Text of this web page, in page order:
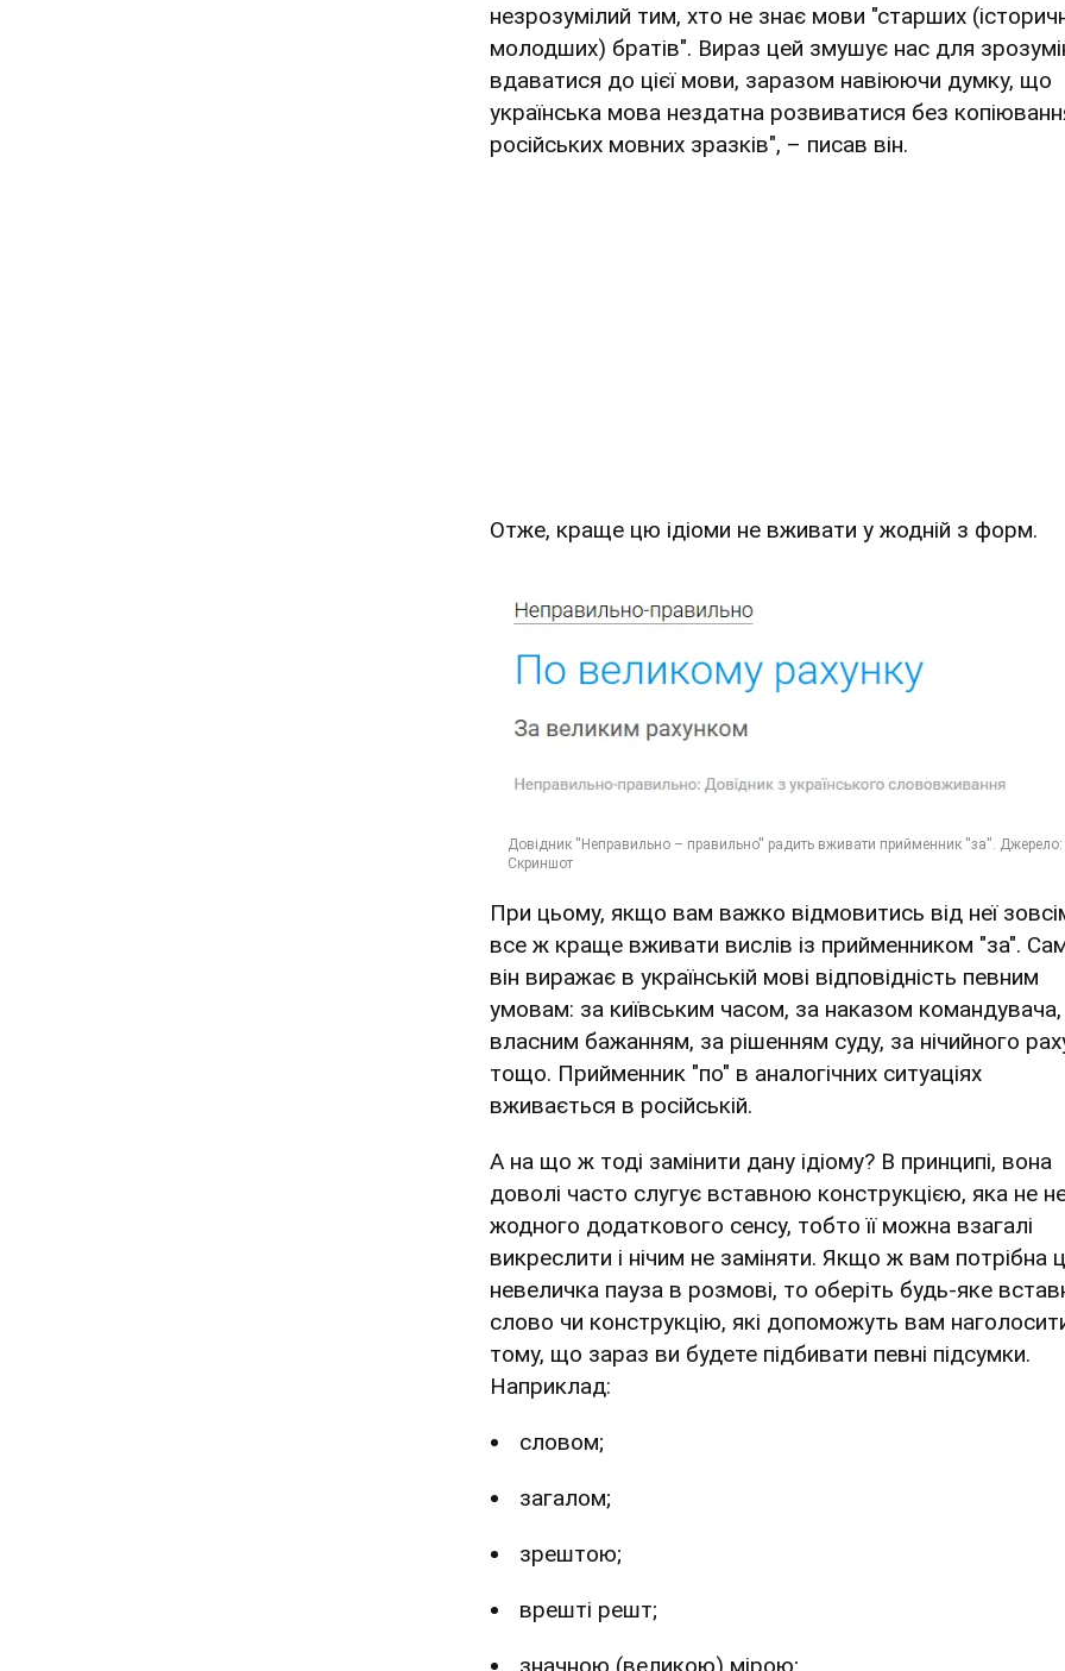
незрозумілий тим, хто не знає мови "старших
молодших) братів". Вираз цей змушує нас для
вдаватися до цієї мови, заразом навіюючи думку, що
українська мова нездатна розвиватися без
російських мовних зразків", – писав він.
Отже, краще цю ідіоми не вживати у жодній з форм.
При цьому, якщо вам важко відмовитись від неї
все ж краще вживати вислів із прийменником "за".
він виражає в українській мові відповідність певним
умовам: за київським часом, за наказом
власним бажанням, за рішенням суду, за нічийного
тощо. Прийменник "по" в аналогічних ситуаціях
вживається в російській.
А на що ж тоді замінити дану ідіому? В принципі, вона
доволі часто слугує вставною конструкцією, яка не
жодного додаткового сенсу, тобто її можна взагалі
викреслити і нічим не заміняти. Якщо ж вам потрібна
невеличка пауза в розмові, то оберіть будь-яке
слово чи конструкцію, які допоможуть вам
тому, що зараз ви будете підбивати певні підсумки.
Наприклад:
словом;
загалом;
зрештою;
врешті решт;
значною (великою) мірою;